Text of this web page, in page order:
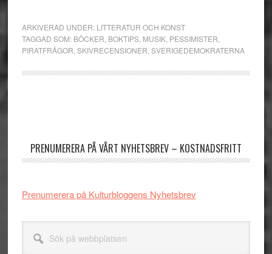
ARKIVERAD UNDER: LITTERATUR OCH KONST
TAGGAD SOM: BÖCKER BOKTIPS, MUSIK, PESSIMISTER
PIRATFRÅGOR SKIVRECENSIONER SVERIGEDEMOKRATERNA
PRENUMERERA PÅ VÅRT NYHETSBREV – KOSTNADSFRITT
Prenumerera på Kulturbloggens Nyhetsbrev